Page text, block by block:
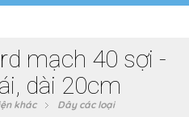
mạch 40 sợi -
dài 20cm
khác Dây các loại